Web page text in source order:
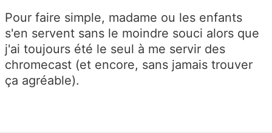
Pour faire simple, madame ou les enfants
s'en servent sans le moindre souci alors que
j'ai toujours été le seul à me servir des
chromecast (et encore, sans jamais trouver
ça agréable).